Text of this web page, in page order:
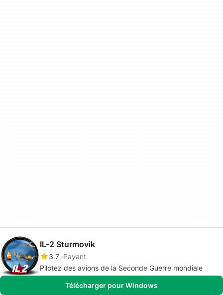
IL-2 Sturmovik
3.7 Payant
Pilotez des avions de la Seconde Guerre mondiale
Télécharger pour Windows